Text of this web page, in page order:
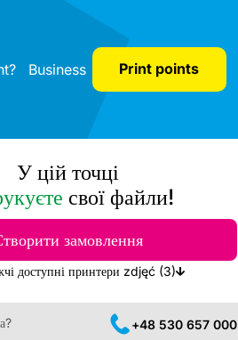
Business Print points
У цій точці
свої файли!
замовлення
Показати найближчі доступні принтери zdjęć (3)
+48 530 657 000